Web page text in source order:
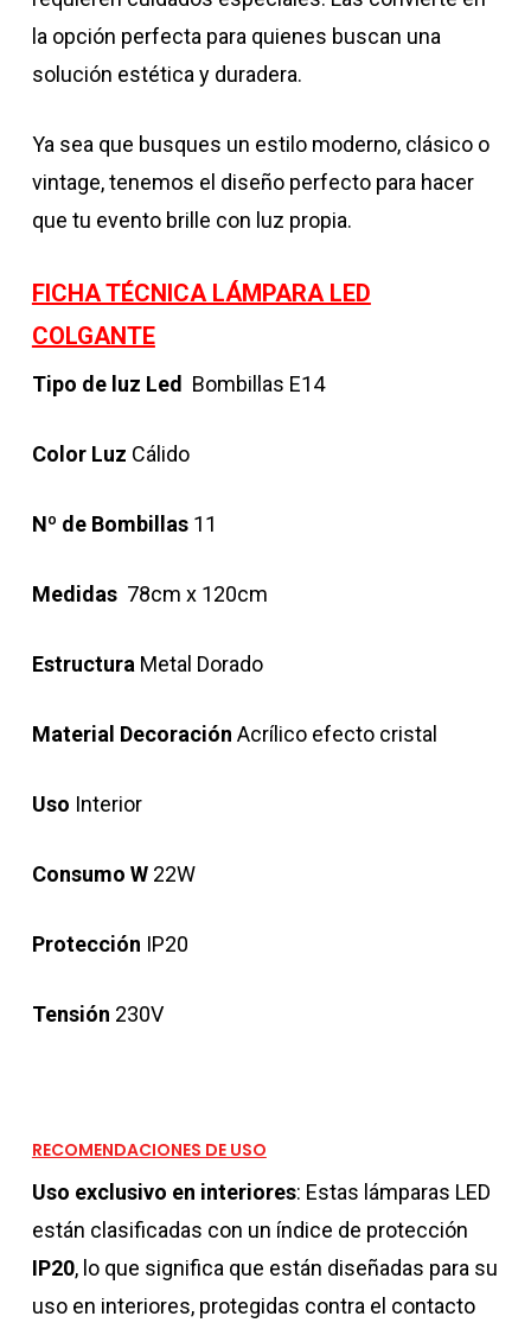
la opción perfecta para quienes buscan una
solución estética y duradera.
Ya sea que busques un estilo moderno, clásico o
vintage, tenemos el diseño perfecto para hacer
que tu evento brille con luz propia.
FICHA TÉCNICA LÁMPARA LED
COLGANTE
Tipo de luz Led Bombillas E14
Color Luz Cálido
Nº de Bombillas11
Medidas 78cm x 120cm
Estructura Metal Dorado
Material Decoración Acrílico efecto cristal
Uso Interior
Consumo W22W
Protección IP20
Tensión 230V
RECOMENDACIONES DE USO
Uso exclusivo en interiores: Estas lámparas LED
están clasificadas con un índice de protección
IP20, lo que significa que están diseñadas para su
uso en interiores, protegidas contra el contacto